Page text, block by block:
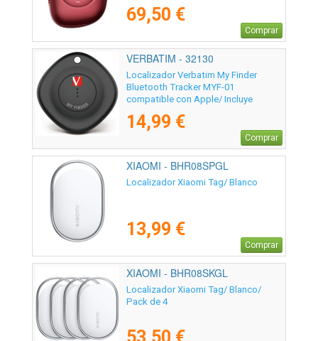
69,50 €
Comprar
VERBATIM - 32130
Localizador Verbatim My Finder
Bluetooth Tracker MYF-01
compatible con Apple/ Incluye
14,99 €
Comprar
XIAOMI - BHR08SPGL
Localizador Xiaomi Tag/ Blanco
13,99 €
Comprar
XIAOMI - BHR08SKGL
Localizador Xiaomi Tag/ Blanco/
Pack de 4
53,50 €